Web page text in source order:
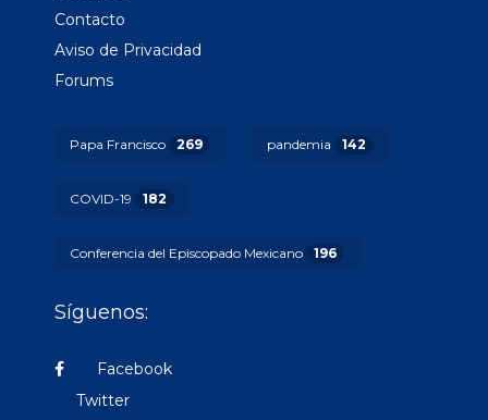
Contacto
Aviso de Privacidad
Forums
Papa Francisco 269 pandemia 142
COVID-19 182
Conferencia del Episcopado Mexicano 196
Síguenos:
Facebook
Twitter